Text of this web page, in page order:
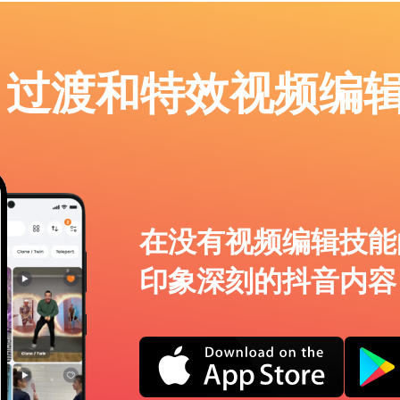
渡和特效视频编
在没有视频编辑技
印象深刻的抖音内